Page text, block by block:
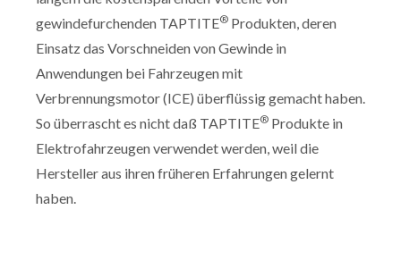
gewindefurchenden TAPTITE® Produkten, deren
Einsatz das Vorschneiden von Gewinde in
Anwendungen bei Fahrzeugen mit
Verbrennungsmotor (ICE) überflüssig gemacht haben.
So überrascht es nicht daß TAPTITE® Produkte in
Elektrofahrzeugen verwendet werden, weil die
Hersteller aus ihren früheren Erfahrungen gelernt
haben.